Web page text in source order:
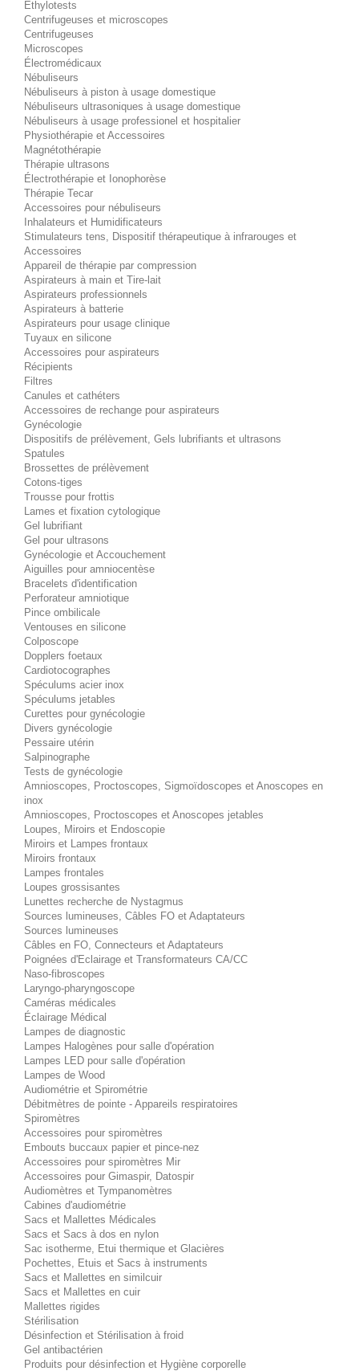
Éthylotests
Centrifugeuses et microscopes
Centrifugeuses
Microscopes
Électromédicaux
Nébuliseurs
Nébuliseurs à piston à usage domestique
Nébuliseurs ultrasoniques à usage domestique
Nébuliseurs à usage professionel et hospitalier
Physiothérapie et Accessoires
Magnétothérapie
Thérapie ultrasons
Électrothérapie et Ionophorèse
Thérapie Tecar
Accessoires pour nébuliseurs
Inhalateurs et Humidificateurs
Stimulateurs tens, Dispositif thérapeutique à infrarouges et
Accessoires
Appareil de thérapie par compression
Aspirateurs à main et Tire-lait
Aspirateurs professionnels
Aspirateurs à batterie
Aspirateurs pour usage clinique
Tuyaux en silicone
Accessoires pour aspirateurs
Récipients
Filtres
Canules et cathéters
Accessoires de rechange pour aspirateurs
Gynécologie
Dispositifs de prélèvement, Gels lubrifiants et ultrasons
Spatules
Brossettes de prélèvement
Cotons-tiges
Trousse pour frottis
Lames et fixation cytologique
Gel lubrifiant
Gel pour ultrasons
Gynécologie et Accouchement
Aiguilles pour amniocentèse
Bracelets d'identification
Perforateur amniotique
Pince ombilicale
Ventouses en silicone
Colposcope
Dopplers foetaux
Cardiotocographes
Spéculums acier inox
Spéculums jetables
Curettes pour gynécologie
Divers gynécologie
Pessaire utérin
Salpinographe
Tests de gynécologie
Amnioscopes, Proctoscopes, Sigmoïdoscopes et Anoscopes en
inox
Amnioscopes, Proctoscopes et Anoscopes jetables
Loupes, Miroirs et Endoscopie
Miroirs et Lampes frontaux
Miroirs frontaux
Lampes frontales
Loupes grossisantes
Lunettes recherche de Nystagmus
Sources lumineuses, Câbles FO et Adaptateurs
Sources lumineuses
Câbles en FO, Connecteurs et Adaptateurs
Poignées d'Eclairage et Transformateurs CA/CC
Naso-fibroscopes
Laryngo-pharyngoscope
Caméras médicales
Éclairage Médical
Lampes de diagnostic
Lampes Halogènes pour salle d'opération
Lampes LED pour salle d'opération
Lampes de Wood
Audiométrie et Spirométrie
Débitmètres de pointe - Appareils respiratoires
Spiromètres
Accessoires pour spiromètres
Embouts buccaux papier et pince-nez
Accessoires pour spiromètres Mir
Accessoires pour Gimaspir, Datospir
Audiomètres et Tympanomètres
Cabines d'audiométrie
Sacs et Mallettes Médicales
Sacs et Sacs à dos en nylon
Sac isotherme, Etui thermique et Glacières
Pochettes, Etuis et Sacs à instruments
Sacs et Mallettes en similcuir
Sacs et Mallettes en cuir
Mallettes rigides
Stérilisation
Désinfection et Stérilisation à froid
Gel antibactérien
Produits pour désinfection et Hygiène corporelle